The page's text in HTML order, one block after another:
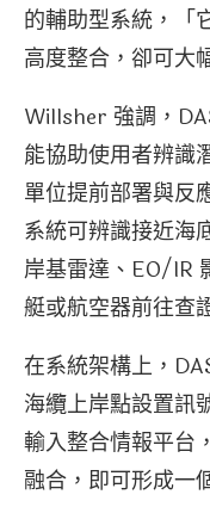
的輔助型系統，「
高度整合，卻可大
Willsher 強調，
能協助使用者辨識
單位提前部署與反
系統可辨識接近海
岸基雷達、EO/IR
艇或航空器前往查
在系統架構上，
海纜上岸點設置訊
輸入整合情報平台
融合，即可形成一